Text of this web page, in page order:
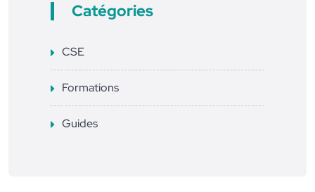
Catégories
CSE
Formations
Guides